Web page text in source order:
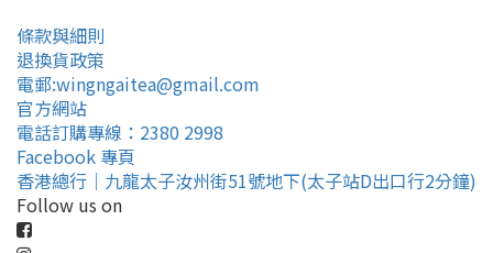
條款與細則
退換貨政策
電郵:wingngaitea@gmail.com
官方網站
電話訂購專線：2380 2998
Facebook 專頁
香港總行｜九龍太子汝州街51號地下(太子站D出口行2分鐘)
Follow us on